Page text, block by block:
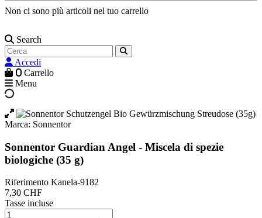
Non ci sono più articoli nel tuo carrello
Search
Accedi
0 Carrello
Menu
Marca: Sonnentor
Sonnentor Guardian Angel - Miscela di spezie
biologiche (35 g)
Riferimento Kanela-9182
7,30 CHF
Tasse incluse